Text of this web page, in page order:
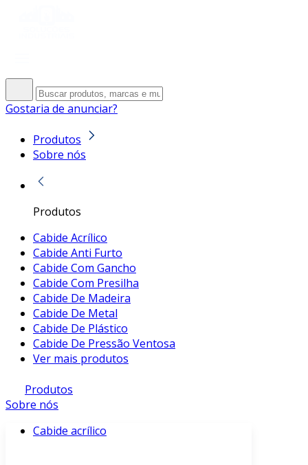
Gostaria de anunciar?
Produtos
Sobre nós
Produtos
Cabide Acrílico
Cabide Anti Furto
Cabide Com Gancho
Cabide Com Presilha
Cabide De Madeira
Cabide De Metal
Cabide De Plástico
Cabide De Pressão Ventosa
Ver mais produtos
Produtos
Sobre nós
Cabide acrílico